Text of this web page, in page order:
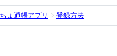
ょ通帳アプリ 登録方法